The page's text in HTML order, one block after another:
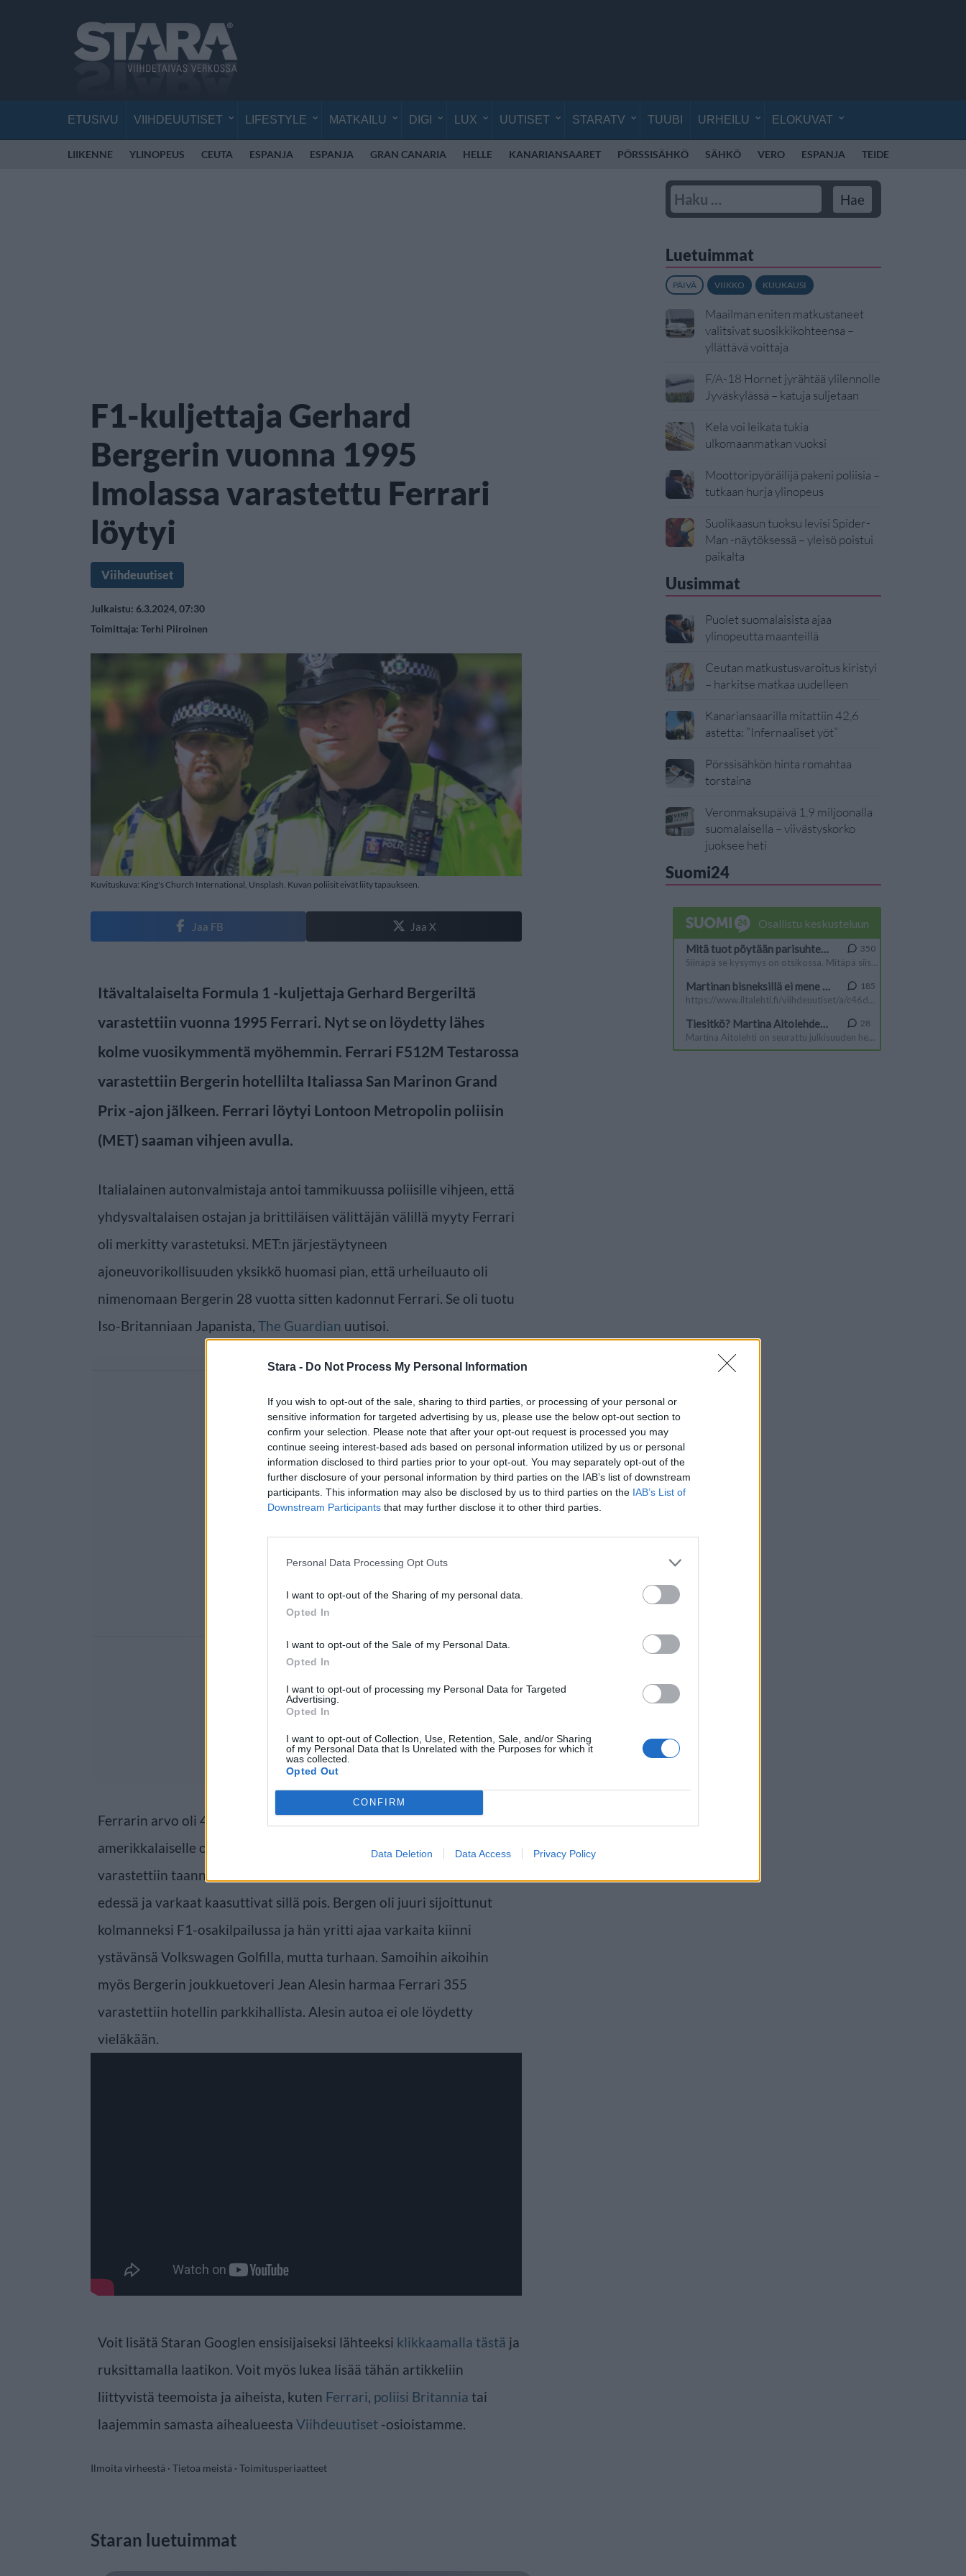
Stara - Do Not Process My Personal Information
If you wish to opt-out of the sale, sharing to third parties, or processing of your personal or
sensitive information for targeted advertising by us, please use the below opt-out section to
confirm your selection. Please note that after your opt-out request is processed you may
continue seeing interest-based ads based on personal information utilized by us or personal
information disclosed to third parties prior to your opt-out. You may separately opt-out of the
further disclosure of your personal information by third parties on the IAB’s list of downstream
participants. This information may also be disclosed by us to third parties on the IAB’s List of
Downstream Participants that may further disclose it to other third parties.
Personal Data Processing Opt Outs
I want to opt-out of the Sharing of my personal data.
Opted In
I want to opt-out of the Sale of my Personal Data.
Opted In
I want to opt-out of processing my Personal Data for Targeted
Advertising.
Opted In
I want to opt-out of Collection, Use, Retention, Sale, and/or Sharing
of my Personal Data that Is Unrelated with the Purposes for which it
was collected.
Opted Out
CONFIRM
Data Deletion Data Access Privacy Policy
ETUSIVU VIIHDEUUTISET LIFESTYLE MATKAILU DIGI LUX UUTISET STARATV TUUBI URHEILU ELOKUVAT
LIIKENNE YLINOPEUS CEUTA ESPANJA ESPANJA GRAN CANARIA HELLE KANARIANSAARET PÖRSSISÄHKÖ SÄHKÖ VERO ESPANJA TEIDE
F1-kuljettaja Gerhard
Bergerin vuonna 1995
Imolassa varastettu Ferrari
löytyi
Viihdeuutiset
Julkaistu: 6.3.2024, 07:30
Toimittaja: Terhi Piiroinen
Kuvituskuva: King's Church International, Unsplash. Kuvan poliisit eivät liity tapaukseen.
Jaa FB Jaa X
Itävaltalaiselta Formula 1 -kuljettaja Gerhard Bergeriltä
varastettiin vuonna 1995 Ferrari. Nyt se on löydetty lähes
kolme vuosikymmentä myöhemmin. Ferrari F512M Testarossa
varastettiin Bergerin hotellilta Italiassa San Marinon Grand
Prix -ajon jälkeen. Ferrari löytyi Lontoon Metropolin poliisin
(MET) saaman vihjeen avulla.
Italialainen autonvalmistaja antoi tammikuussa poliisille vihjeen, että
yhdysvaltalaisen ostajan ja brittiläisen välittäjän välillä myyty Ferrari
oli merkitty varastetuksi. MET:n järjestäytyneen
ajoneuvorikollisuuden yksikkö huomasi pian, että urheiluauto oli
nimenomaan Bergerin 28 vuotta sitten kadonnut Ferrari. Se oli tuotu
Iso-Britanniaan Japanista, The Guardian uutisoi.
Ferrarin arvo oli 444.000 dollaria. Se oli tarkoitus myydä
amerikkalaiselle ostajalle, mutta poliisi takavarikoi sen. Auto
varastettiin taannoin Bergenin silmien edestä, kun mies seisoi auton
edessä ja varkaat kaasuttivat sillä pois. Bergen oli juuri sijoittunut
kolmanneksi F1-osakilpailussa ja hän yritti ajaa varkaita kiinni
ystävänsä Volkswagen Golfilla, mutta turhaan. Samoihin aikoihin
myös Bergerin joukkuetoveri Jean Alesin harmaa Ferrari 355
varastettiin hotellin parkkihallista. Alesin autoa ei ole löydetty
vieläkään.
Voit lisätä Staran Googlen ensisijaiseksi lähteeksi klikkaamalla tästä ja
ruksittamalla laatikon. Voit myös lukea lisää tähän artikkeliin
liittyvistä teemoista ja aiheista, kuten Ferrari poliisi Britannia tai
laajemmin samasta aihealueesta Viihdeuutiset -osioistamme.
Ilmoita virheestä · Tietoa meistä · Toimitusperiaatteet
Staran luetuimmat
Luetuimmat
PÄIVÄ VIIKKO KUUKAUSI
Maailman eniten matkustaneet
valitsivat suosikkikohteensa –
yllättävä voittaja
F/A-18 Hornet jyrähtää ylilennolle
Jyväskylässä – katuja suljetaan
Kela voi leikata tukia
ulkomaanmatkan vuoksi
Moottoripyöräilijä pakeni poliisia –
tutkaan hurja ylinopeus
Suolikaasun tuoksu levisi Spider-
Man -näytöksessä – yleisö poistui
paikalta
Uusimmat
Puolet suomalaisista ajaa
ylinopeutta maanteillä
Ceutan matkustusvaroitus kiristyi
– harkitse matkaa uudelleen
Kanariansaarilla mitattiin 42,6
astetta: ”Infernaaliset yöt”
Pörssisähkön hinta romahtaa
torstaina
Veronmaksupäivä 1,9 miljoonalla
suomalaisella – viivästyskorko
juoksee heti
Suomi24